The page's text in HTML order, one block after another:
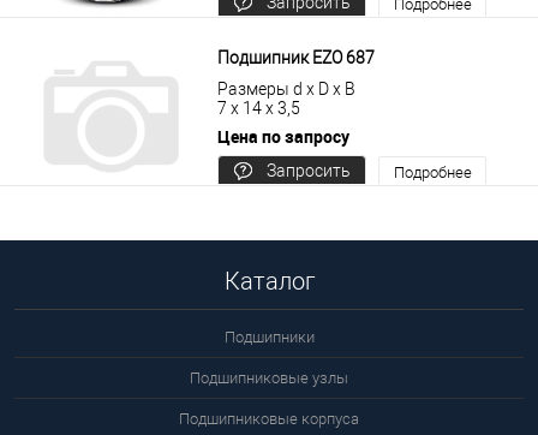
Подробнее
Подшипник EZO 687
Размеры d x D x B
7 x 14 x 3,5
Цена по запросу
Запросить
Подробнее
Каталог
Подшипники
Подшипниковые узлы
Подшипниковые корпуса